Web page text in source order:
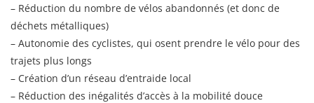
– Réduction du nombre de vélos abandonnés (et donc de
déchets métalliques)
– Autonomie des cyclistes, qui osent prendre le vélo pour des
trajets plus longs
– Création d’un réseau d’entraide local
– Réduction des inégalités d’accès à la mobilité douce